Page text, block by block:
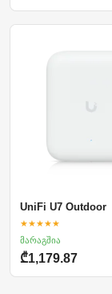
UniFi U7 Outdoor
★★★★★
მარაგშია
₾1,179.87